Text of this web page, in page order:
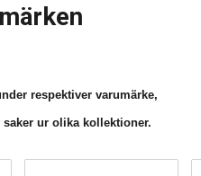
respektiver varumärke,
ur olika kollektioner.